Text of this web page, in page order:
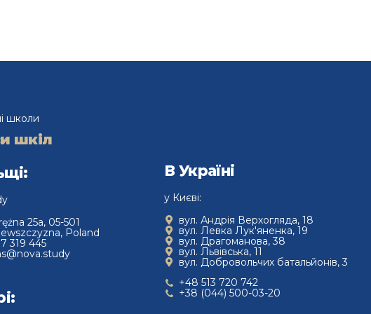
тим, хто лише готується до школи.
школи.
школи
шкіл
25a, 05-501
Poland
319 445
В Україні
у Києві:
вул. Андрія Верхогляда, 18
вул. Левка Лук'яненка, 19
вул. Драгоманова, 38
вул. Львівська, 11
вул. Добровольчих батальйонів, 3
+48 513 720 742
+38 (044) 500-03-20